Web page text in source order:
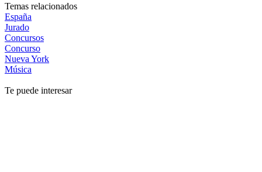
Temas relacionados
España
Jurado
Concursos
Concurso
Nueva York
Música
Te puede interesar